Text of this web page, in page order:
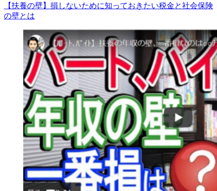
【扶養の壁】損しないために知っておきたい税金と社会保険
の壁とは